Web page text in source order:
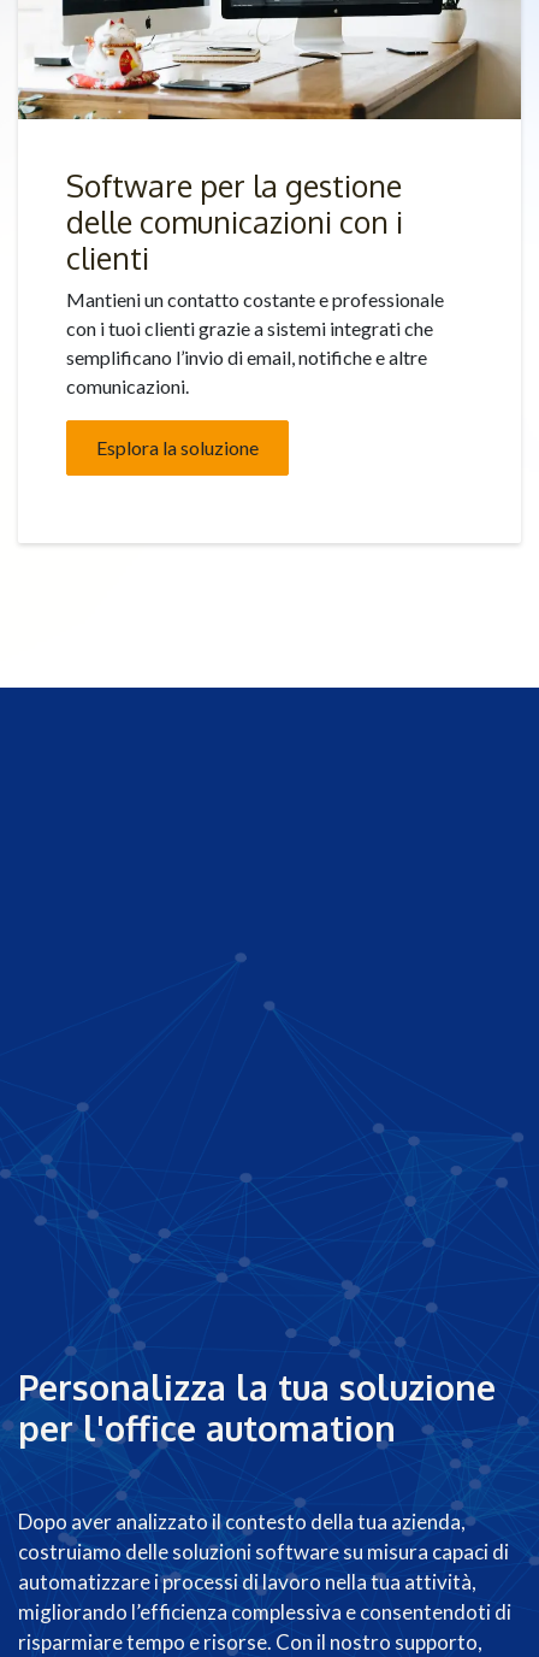
Software per la gestione
delle comunicazioni con i
clienti
Mantieni un contatto costante e professionale
con i tuoi clienti grazie a sistemi integrati che
semplificano l’invio di email, notifiche e altre
comunicazioni.
Esplora la soluzione
Personalizza la tua soluzione
per l'office automation
Dopo aver analizzato il contesto della tua azienda,
costruiamo delle soluzioni software su misura capaci di
automatizzare i processi di lavoro nella tua attività,
migliorando l’efficienza complessiva e consentendoti di
risparmiare tempo e risorse. Con il nostro supporto,